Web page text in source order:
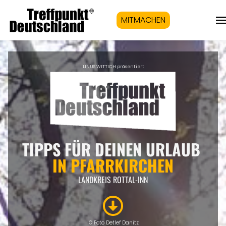
MITMACHEN
LINUS WITTICH präsentiert
TIPPS FÜR DEINEN URLAUB
IN PFARRKIRCHEN
LANDKREIS ROTTAL-INN
© Foto Detlef Danitz